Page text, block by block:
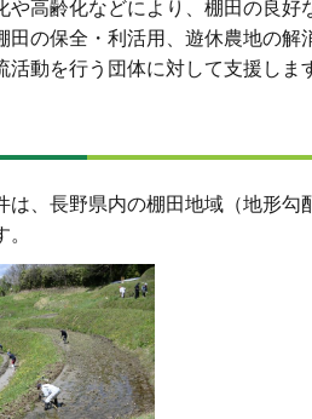
高齢化などにより、棚田の良好
田の保全・利活用、遊休農地の
動を行う団体に対して支援しま
は、長野県内の棚田地域（地形